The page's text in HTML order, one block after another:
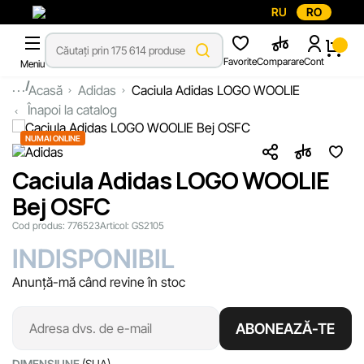
RU RO
Meniu FavoriteComparareCont
...Acasă Adidas
Caciula Adidas LOGO WOOLIE
Înapoi la catalog
NUMAI ONLINE
Caciula Adidas LOGO WOOLIE
Bej OSFC
Cod produs: 776523Articol: GS2105
INDISPONIBIL
Anunță-mă când revine în stoc
ABONEAZĂ-TE